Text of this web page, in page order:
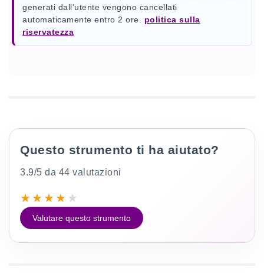
generati dall'utente vengono cancellati
automaticamente entro 2 ore. politica sulla
riservatezza
Questo strumento ti ha aiutato?
3.9/5 da 44 valutazioni
★★★★ ★
Valutare questo strumento